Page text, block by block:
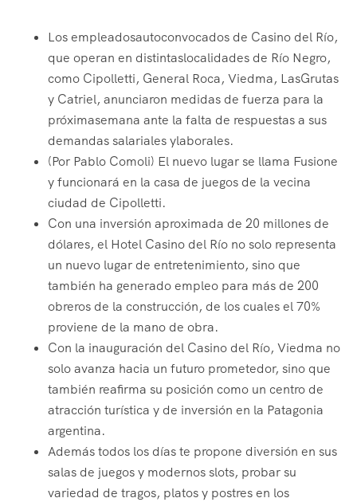
Los empleadosautoconvocados de Casino del Río,
que operan en distintaslocalidades de Río Negro,
como Cipolletti, General Roca, Viedma, LasGrutas
y Catriel, anunciaron medidas de fuerza para la
próximasemana ante la falta de respuestas a sus
demandas salariales ylaborales.
(Por Pablo Comoli) El nuevo lugar se llama Fusione
y funcionará en la casa de juegos de la vecina
ciudad de Cipolletti.
Con una inversión aproximada de 20 millones de
dólares, el Hotel Casino del Río no solo representa
un nuevo lugar de entretenimiento, sino que
también ha generado empleo para más de 200
obreros de la construcción, de los cuales el 70%
proviene de la mano de obra.
Con la inauguración del Casino del Río, Viedma no
solo avanza hacia un futuro prometedor, sino que
también reafirma su posición como un centro de
atracción turística y de inversión en la Patagonia
argentina.
Además todos los días te propone diversión en sus
salas de juegos y modernos slots, probar su
variedad de tragos, platos y postres en los